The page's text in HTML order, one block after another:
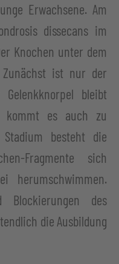
Erwachsene. Am
dissecans im
Knochen unter dem
Zunächst ist nur der
bleibt
kommt es auch zu
besteht die
Fragmente sich
herumschwimmen.
Blockierungen des
die Ausbildung